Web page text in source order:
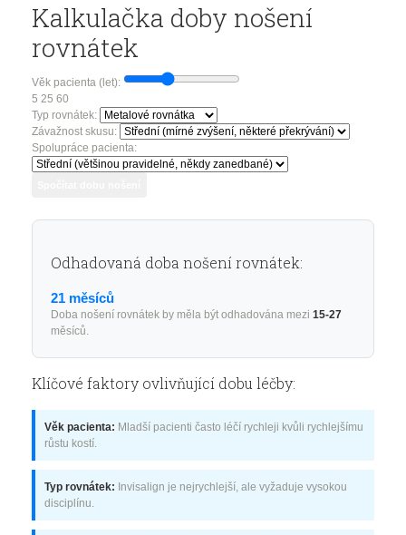
Kalkulačka doby nošení
rovnátek
Věk pacienta (let):
5 25 60
Typ rovnátek:
Závažnost skusu:
Spolupráce pacienta:
Odhadovaná doba nošení rovnátek:
21 měsíců
Doba nošení rovnátek by měla být odhadována mezi 15-27
měsíců.
Klíčové faktory ovlivňující dobu léčby:
Věk pacienta: Mladší pacienti často léčí rychleji kvůli rychlejšímu
růstu kostí.
Typ rovnátek: Invisalign je nejrychlejší, ale vyžaduje vysokou
disciplínu.